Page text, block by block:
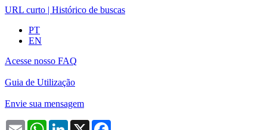
URL curto | Histórico de buscas
PT
EN
Acesse nosso FAQ
Guia de Utilização
Envie sua mensagem
Email WhatsAppLinkedIn
X